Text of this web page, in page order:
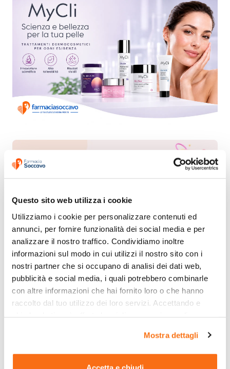
Questo sito web utilizza i cookie
Utilizziamo i cookie per personalizzare contenuti ed
annunci, per fornire funzionalità dei social media e per
analizzare il nostro traffico. Condividiamo inoltre
informazioni sul modo in cui utilizzi il nostro sito con i
nostri partner che si occupano di analisi dei dati web,
pubblicità e social media, i quali potrebbero combinarle
con altre informazioni che hai fornito loro o che hanno
raccolto dal tuo utilizzo dei loro servizi. Accettando e
Mostra dettagli